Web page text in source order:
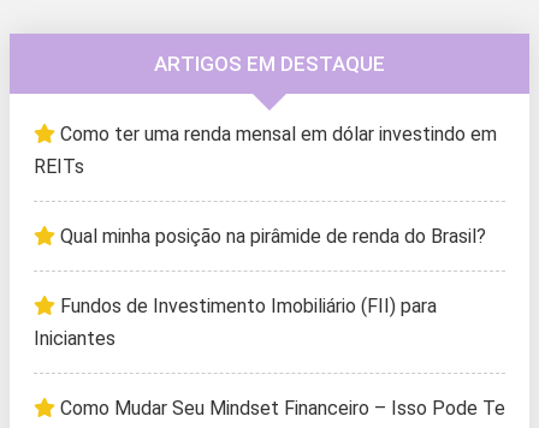
ARTIGOS EM DESTAQUE
Como ter uma renda mensal em dólar investindo em
REITs
Qual minha posição na pirâmide de renda do Brasil?
Fundos de Investimento Imobiliário (FII) para
Iniciantes
Como Mudar Seu Mindset Financeiro – Isso Pode Te